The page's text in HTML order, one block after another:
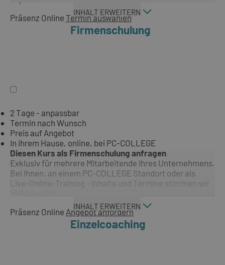
INHALT ERWEITERN
Präsenz Online Termin auswählen
Firmenschulung
2 Tage - anpassbar
Termin nach Wunsch
Preis auf Angebot
In ihrem Hause, online, bei PC-COLLEGE
Diesen Kurs als Firmenschulung anfragen
Exklusiv für mehrere Mitarbeitende Ihres Unternehmens.
Bei Ihnen, an einem PC-COLLEGE Standort oder als
Live-Online-Training - Inhalte und Termine stimmen wir
INHALT ERWEITERN
Präsenz Online Angebot anfordern
Einzelcoaching